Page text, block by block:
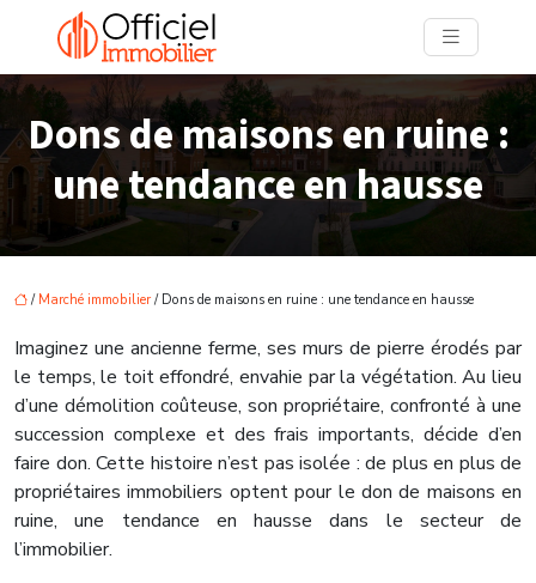
Dons de maisons en ruine :
une tendance en hausse
/ Marché immobilier / Dons de maisons en ruine : une tendance en hausse
Imaginez une ancienne ferme, ses murs de pierre érodés par
le temps, le toit effondré, envahie par la végétation. Au lieu
d’une démolition coûteuse, son propriétaire, confronté à une
succession complexe et des frais importants, décide d’en
faire don. Cette histoire n’est pas isolée : de plus en plus de
propriétaires immobiliers optent pour le don de maisons en
ruine, une tendance en hausse dans le secteur de
l’immobilier.